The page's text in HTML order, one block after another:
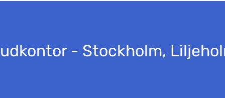
- Stockholm,